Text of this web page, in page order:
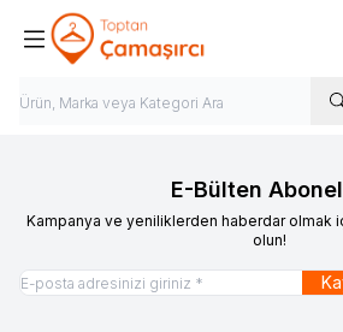
E-Bülten
Kampanya ve yeniliklerden haberdar olmak
olun!